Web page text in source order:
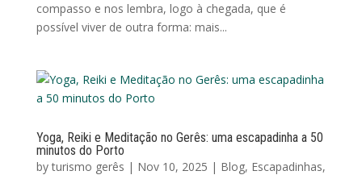
compasso e nos lembra, logo à chegada, que é
possível viver de outra forma: mais...
Yoga, Reiki e Meditação no Gerês: uma escapadinha a 50
minutos do Porto
byturismo gerês | Nov 10, 2025 | Blog, Escapadinhas,